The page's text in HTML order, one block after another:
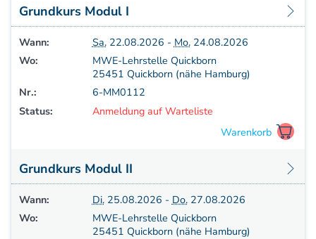
Prüfung
Fortbildung & Zusatzkurse
CMD
Krankengymnatik am Gerät
Kinesio-Sport-Taping
PNE - Pain Neuroscience Education
Grundkurs Modul I
Wann: Sa.22.08.2026 -Mo.24.08.2026
Wo:
MWE-Lehrstelle Quickborn
25451 Quickborn (nähe Hamburg)
Nr.:
6-MM0112
Status:
Anmeldung auf Warteliste
Grundkurs Modul II
Wann: Di.25.08.2026 - Do.27.08.2026
Wo:
MWE-Lehrstelle Quickborn
25451 Quickborn (nähe Hamburg)